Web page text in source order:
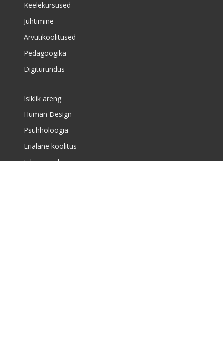
Keelekursused
Juhtimine
Arvutikoolitused
Pedagoogika
Digiturundus
Isiklik areng
Human Design
Psühholoogia
Erialane koolitus
E-kursused